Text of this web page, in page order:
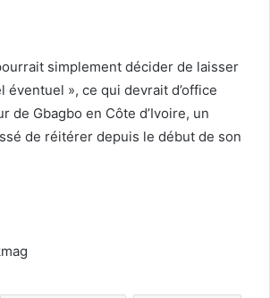
simplement décider de laisser
éventuel », ce qui devrait d’office
de Gbagbo en Côte d’Ivoire, un
de réitérer depuis le début de son